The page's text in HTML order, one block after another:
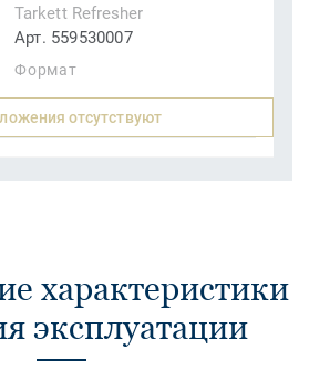
Tarkett Refresher
Арт. 559530007
Формат
отсутствуют
характеристики
эксплуатации